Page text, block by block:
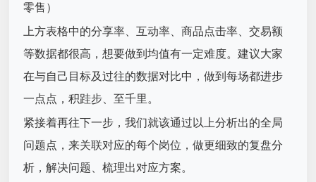
零售）
上方表格中的分享率、互动率、商品点击率、交易额
等数据都很高，想要做到均值有一定难度。建议大家
在与自己目标及过往的数据对比中，做到每场都进步
一点点，积跬步、至千里。
紧接着再往下一步，我们就该通过以上分析出的全局
问题点，来关联对应的每个岗位，做更细致的复盘分
析，解决问题、梳理出对应方案。